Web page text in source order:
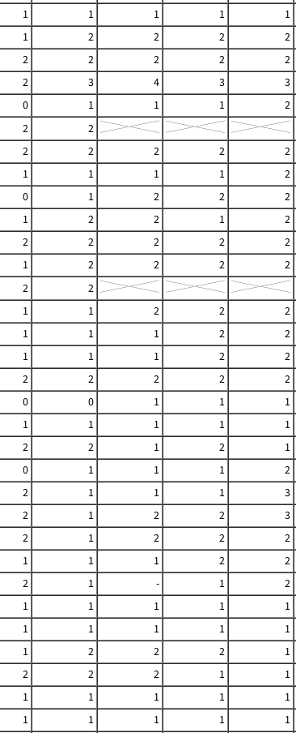
1 1 1 1 1
1 2 2 2 2
2 2 2 2 2
2 3 4 3 3
0 1 1 1 2
2
2
2 2 2 2 2
1 1 1 1 2
0 1 2 2 2
1 2 2 1 2
2 2 2 2 2
1 2 2 2 2
2
2
1 1 2 2 2
1 1 1 2 2
1 1 1 2 2
2 2 2 2 2
0 0 1 1 1
1 1 1 1 1
2 2 1 2 1
0 1 1 1 2
2 1 1 1 3
2 1 2 2 3
2 1 2 2 2
1 1 1 2 2
2 1 - 1 2
1 1 1 1 1
1 1 1 1 1
1 2 2 2 1
2 2 2 1 1
1 1 1 1 1
1 1 1 1 1